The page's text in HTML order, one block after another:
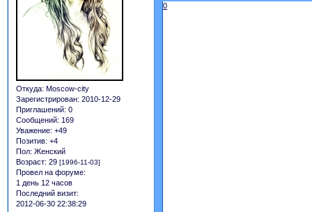
Откуда: Moscow-city
Зарегистрирован: 2010-12-29
Приглашений: 0
Сообщений: 169
Уважение: +49
Позитив: +4
Пол: Женский
Возраст: 29 [1996-11-03]
Провел на форуме:
1 день 12 часов
Последний визит:
2012-06-30 22:38:29
0